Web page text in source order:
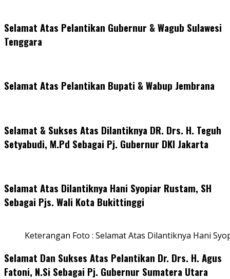
Selamat Atas Pelantikan Gubernur & Wagub Sulawesi
Tenggara
Selamat Atas Pelantikan Bupati & Wabup Jembrana
Selamat & Sukses Atas Dilantiknya DR. Drs. H. Teguh
Setyabudi, M.Pd Sebagai Pj. Gubernur DKI Jakarta
Selamat Atas Dilantiknya Hani Syopiar Rustam, SH
Sebagai Pjs. Wali Kota Bukittinggi
Keterangan Foto : Selamat Atas Dilantiknya Hani
Selamat Dan Sukses Atas Pelantikan Dr. Drs. H. Agus
Fatoni, N.Si Sebagai Pj. Gubernur Sumatera Utara